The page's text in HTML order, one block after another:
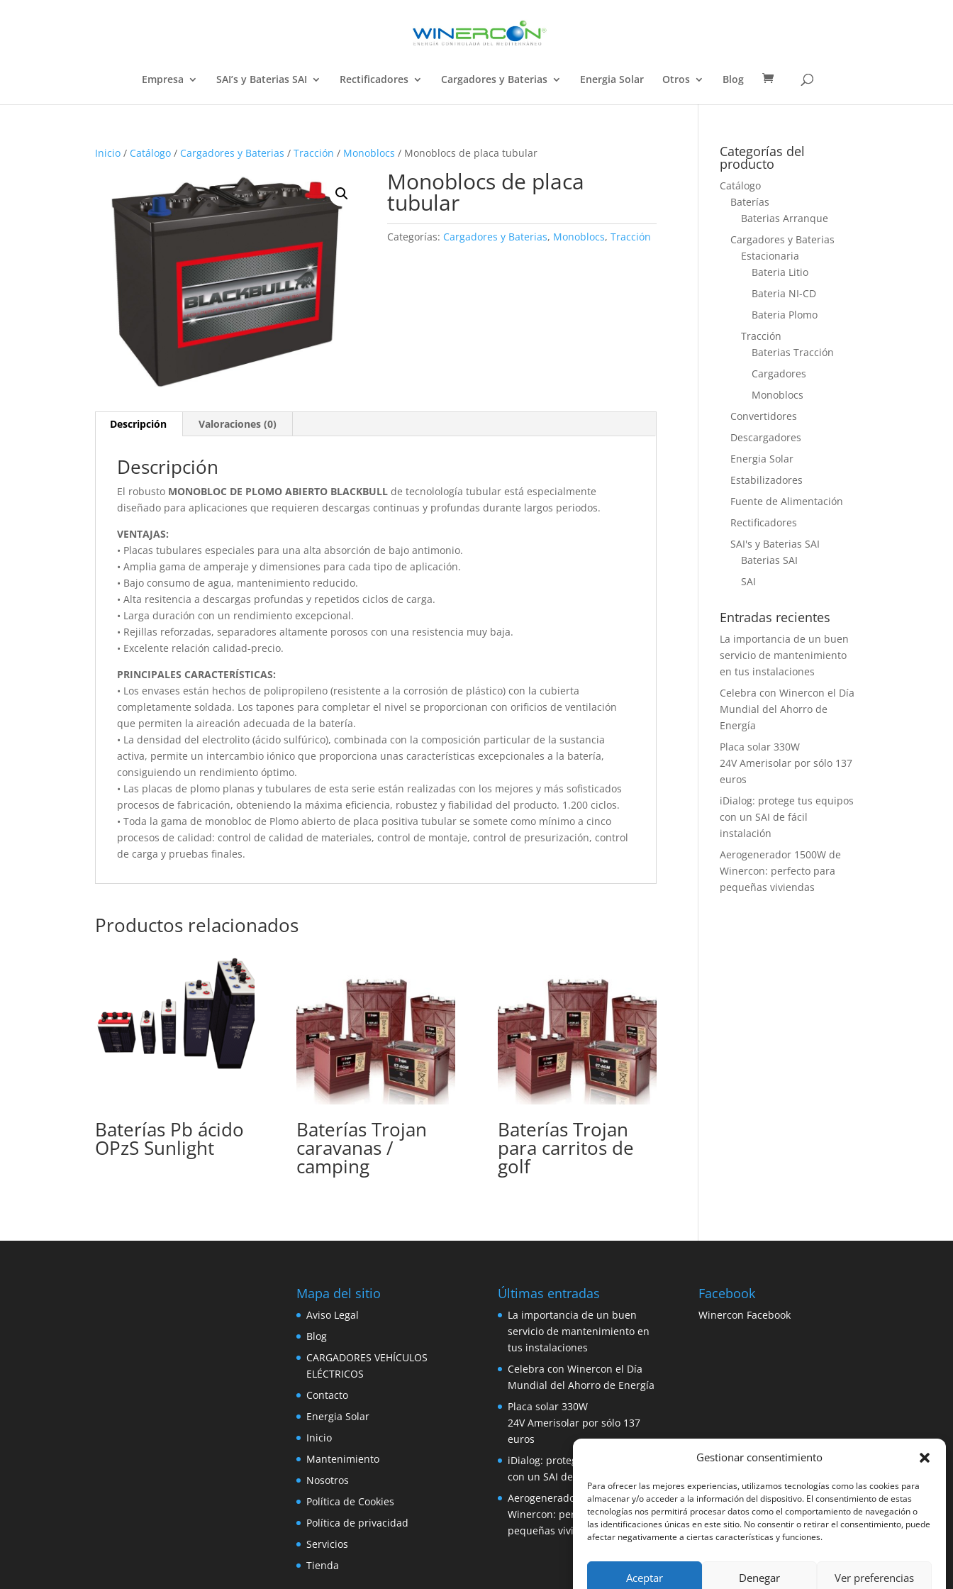
Gestionar consentimiento
Para ofrecer las mejores experiencias, utilizamos tecnologías como las cookies para
almacenar y/o acceder a la información del dispositivo. El consentimiento de estas
tecnologías nos permitirá procesar datos como el comportamiento de navegación o
las identificaciones únicas en este sitio. No consentir o retirar el consentimiento, puede
afectar negativamente a ciertas características y funciones.
Aceptar Denegar Ver preferencias
Empresa SAI’s y Baterias SAI Rectificadores Cargadores y Baterias Energia Solar Otros Blog
Inicio / Catálogo / Cargadores y Baterias /Tracción / Monoblocs / Monoblocs de placa tubular
Monoblocs de placa
tubular
Categorías: Cargadores y Baterias, Monoblocs,Tracción
Descripción Valoraciones (0)
Descripción
El robusto MONOBLOC DE PLOMO ABIERTO BLACKBULLde tecnolología tubular está especialmente
diseñado para aplicaciones que requieren descargas continuas y profundas durante largos periodos.
VENTAJAS:
• Placas tubulares especiales para una alta absorción de bajo antimonio.
• Amplia gama de amperaje y dimensiones para cada tipo de aplicación.
• Bajo consumo de agua, mantenimiento reducido.
• Alta resitencia a descargas profundas y repetidos ciclos de carga.
• Larga duración con un rendimiento excepcional.
• Rejillas reforzadas, separadores altamente porosos con una resistencia muy baja.
• Excelente relación calidad-precio.
PRINCIPALES CARACTERÍSTICAS:
• Los envases están hechos de polipropileno (resistente a la corrosión de plástico) con la cubierta
completamente soldada. Los tapones para completar el nivel se proporcionan con orificios de ventilación
que permiten la aireación adecuada de la batería.
• La densidad del electrolito (ácido sulfúrico), combinada con la composición particular de la sustancia
activa, permite un intercambio iónico que proporciona unas características excepcionales a la batería,
consiguiendo un rendimiento óptimo.
• Las placas de plomo planas y tubulares de esta serie están realizadas con los mejores y más sofisticados
procesos de fabricación, obteniendo la máxima eficiencia, robustez y fiabilidad del producto. 1.200 ciclos.
• Toda la gama de monobloc de Plomo abierto de placa positiva tubular se somete como mínimo a cinco
procesos de calidad: control de calidad de materiales, control de montaje, control de presurización, control
de carga y pruebas finales.
Productos relacionados
Baterías Pb ácido
OPzS Sunlight
Baterías Trojan
caravanas /
camping
Baterías Trojan
para carritos de
golf
Categorías del
producto
Catálogo
Baterías
Baterias Arranque
Cargadores y Baterias
Estacionaria
Bateria Litio
Bateria NI-CD
Bateria Plomo
Tracción
Baterias Tracción
Cargadores
Monoblocs
Convertidores
Descargadores
Energia Solar
Estabilizadores
Fuente de Alimentación
Rectificadores
SAI's y Baterias SAI
Baterias SAI
SAI
Entradas recientes
La importancia de un buen
servicio de mantenimiento
en tus instalaciones
Celebra con Winercon el Día
Mundial del Ahorro de
Energía
Placa solar 330W
24V Amerisolar por sólo 137
euros
iDialog: protege tus equipos
con un SAI de fácil
instalación
Aerogenerador 1500W de
Winercon: perfecto para
pequeñas viviendas
Mapa del sitio
Aviso Legal
Blog
CARGADORES VEHÍCULOS
ELÉCTRICOS
Contacto
Energia Solar
Inicio
Mantenimiento
Nosotros
Política de Cookies
Política de privacidad
Servicios
Tienda
Últimas entradas
La importancia de un buen
servicio de mantenimiento en
tus instalaciones
Celebra con Winercon el Día
Mundial del Ahorro de Energía
Placa solar 330W
24V Amerisolar por sólo 137
euros
iDialog: protege tus equipos
con un SAI de fácil instalación
Aerogenerador 1500W de
Winercon: perfecto para
pequeñas viviendas
Facebook
Winercon Facebook